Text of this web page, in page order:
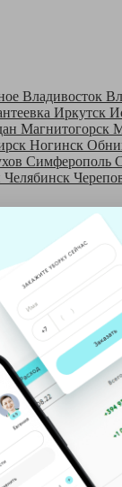
Владивосток
Иркутск
Магнитогорск
Ногинск
Симферополь
Челябинск
после этого